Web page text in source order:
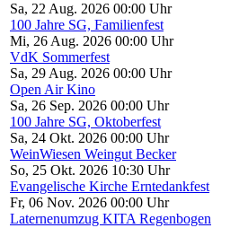
Sa, 22 Aug. 2026 00:00 Uhr
100 Jahre SG, Familienfest
Mi, 26 Aug. 2026 00:00 Uhr
VdK Sommerfest
Sa, 29 Aug. 2026 00:00 Uhr
Open Air Kino
Sa, 26 Sep. 2026 00:00 Uhr
100 Jahre SG, Oktoberfest
Sa, 24 Okt. 2026 00:00 Uhr
WeinWiesen Weingut Becker
So, 25 Okt. 2026 10:30 Uhr
Evangelische Kirche Erntedankfest
Fr, 06 Nov. 2026 00:00 Uhr
Laternenumzug KITA Regenbogen